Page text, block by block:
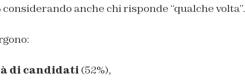
considerando anche chi risponde “qualche volta”.
di candidati (52%),